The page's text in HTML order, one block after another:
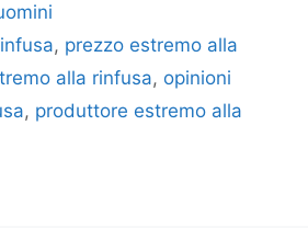
, prezzo estremo alla
alla rinfusa, opinioni
, produttore estremo alla